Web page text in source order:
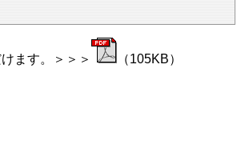
ます。＞＞＞ （105KB）